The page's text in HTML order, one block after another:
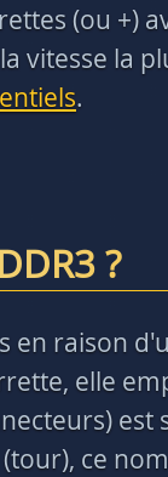
(ou +)
vitesse la
.
?
en raison
elle
ce